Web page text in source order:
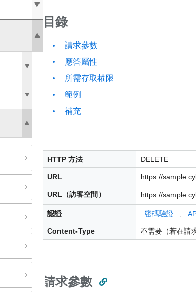
目錄
請求參數
應答屬性
所需存取權限
範例
補充
HTTP 方法 DELETE
URL https://
URL（訪客空間） https://
認證 密碼驗證
Content-Type 不需要（若在請
請求參數